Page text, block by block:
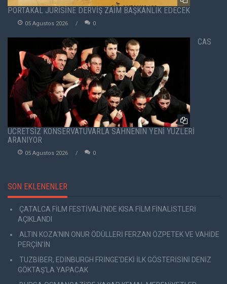
PORTAKAL JÜRİSİNE DERVİŞ ZAİM BAŞKANLIK EDECEK
05 Agustos 2026 0
CAS
ÜCRETSİZ KONSERVATUVARLA SAHNENİN YENİ YÜZLERİ
ARANIYOR
05 Agustos 2026 0
SON EKLENENLER
ÇATALCA FİLM FESTİVALİ'NDE KISA FİLM FİNALİSTLERİ
AÇIKLANDI
ALTIN KOZA'NIN ONUR ÖDÜLLERİ FERZAN ÖZPETEK VE VAHİDE
PERÇİN'İN
TUZBİBER, EDİNBURGH FRİNGE'DEKİ İLK GÖSTERİSİNİ DENİZ
GÖKTAŞ'LA YAPACAK